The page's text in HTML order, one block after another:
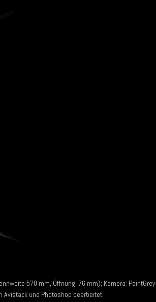
570 mm, Öffnung: 76 mm); Kamera: PointGrey
Avistack und Photoshop bearbeitet.